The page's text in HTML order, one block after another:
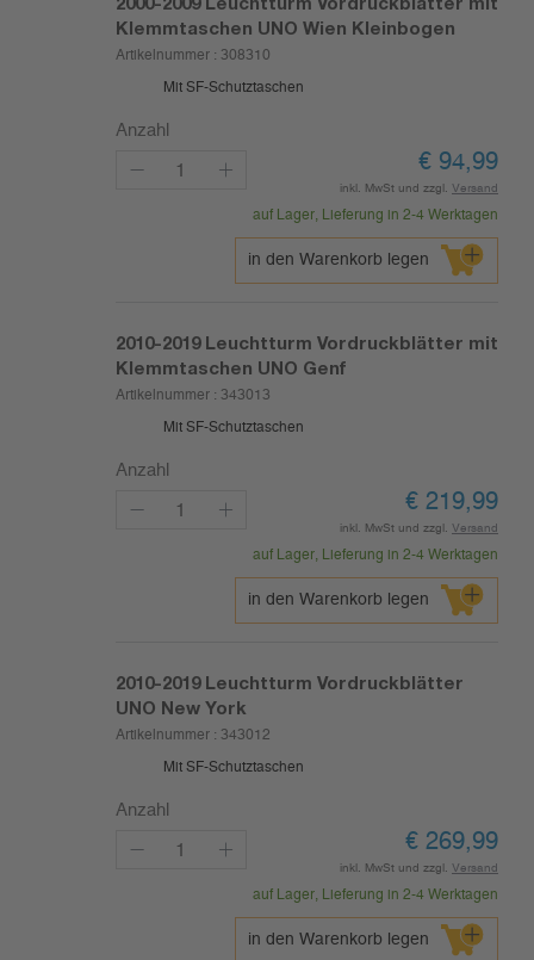
Klemmtaschen UNO Wien Kleinbogen
Artikelnummer : 308310
Mit SF-Schutztaschen
Anzahl
€ 94,99
inkl. MwSt und zzgl. Versand
auf Lager, Lieferung in 2-4 Werktagen
in den Warenkorb legen
2010-2019 Leuchtturm Vordruckblätter mit
Klemmtaschen UNO Genf
Artikelnummer : 343013
Mit SF-Schutztaschen
Anzahl
€ 219,99
inkl. MwSt und zzgl. Versand
auf Lager, Lieferung in 2-4 Werktagen
in den Warenkorb legen
2010-2019 Leuchtturm Vordruckblätter
UNO New York
Artikelnummer : 343012
Mit SF-Schutztaschen
Anzahl
€ 269,99
inkl. MwSt und zzgl. Versand
auf Lager, Lieferung in 2-4 Werktagen
in den Warenkorb legen